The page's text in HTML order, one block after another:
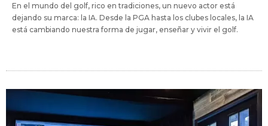
En el mundo del golf, rico en tradiciones, un nuevo actor está
dejando su marca: la IA. Desde la PGA hasta los clubes locales, la IA
está cambiando nuestra forma de jugar, enseñar y vivir el golf.